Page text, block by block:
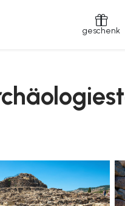
geschenk